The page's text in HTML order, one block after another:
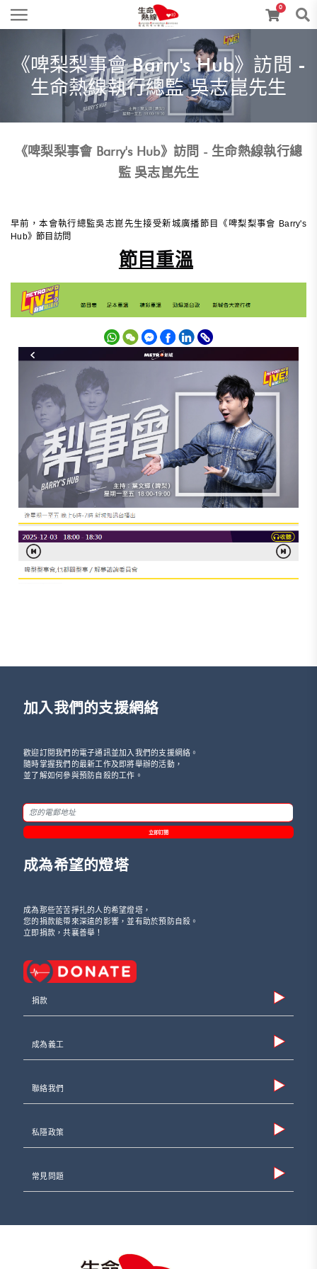
0
《啤梨梨事會 Barry's Hub》訪問 -
生命熱線執行總監 吳志崑先生
《啤梨梨事會 Barry's Hub》訪問 - 生命熱線執行總
監 吳志崑先生
早前，本會執行總監吳志崑先生接受新城廣播節目《啤梨梨事會 Barry's
Hub》節目訪問
節目重溫
加入我們的支援網絡
歡迎訂閱我們的電子通訊並加入我們的支援網絡。
隨時掌握我們的最新工作及即將舉辦的活動，
並了解如何參與預防自殺的工作。
立即訂閱
成為希望的燈塔
成為那些苦苦掙扎的人的希望燈塔，
您的捐款能帶來深遠的影響，並有助於預防自殺。
立即捐款，共襄善舉！
捐款
成為義工
聯絡我們
私隱政策
常見問題